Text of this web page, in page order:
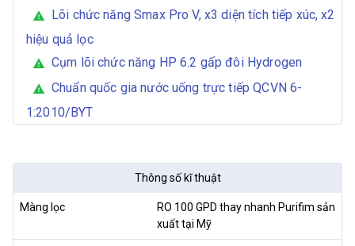
warning
Lõi chức năng Smax Pro V, x3 diện tích tiếp xúc, x2
hiệu quả lọc
warning Cụm lõi chức năng HP 6.2 gấp đôi Hydrogen
warning
Chuẩn quốc gia nước uống trực tiếp QCVN 6-
1:2010/BYT
Thông số kĩ thuật
Màng lọc
RO 100 GPD thay nhanh Purifim sản
xuất tại Mỹ